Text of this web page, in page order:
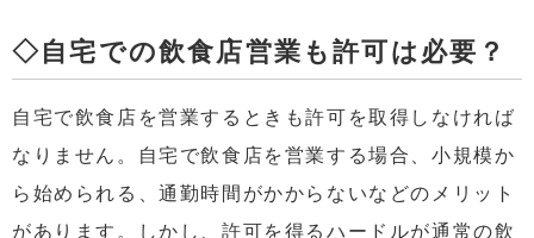
◇自宅での飲食店営業も許可は必要？
自宅で飲食店を営業するときも許可を取得しなければ
なりません。自宅で飲食店を営業する場合、小規模か
ら始められる、通勤時間がかからないなどのメリット
があります。しかし、許可を得るハードルが通常の飲